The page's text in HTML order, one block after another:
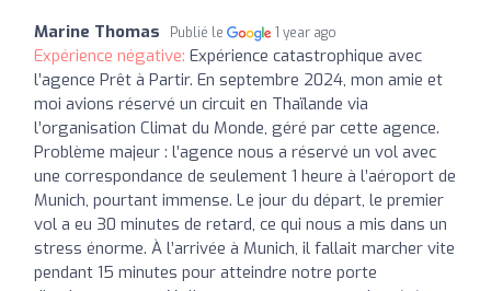
Marine Thomas Publié le 1 year ago
Expérience négative: Expérience catastrophique avec
l’agence Prêt à Partir. En septembre 2024, mon amie et
moi avions réservé un circuit en Thaïlande via
l’organisation Climat du Monde, géré par cette agence.
Problème majeur : l’agence nous a réservé un vol avec
une correspondance de seulement 1 heure à l’aéroport de
Munich, pourtant immense. Le jour du départ, le premier
vol a eu 30 minutes de retard, ce qui nous a mis dans un
stress énorme. À l’arrivée à Munich, il fallait marcher vite
pendant 15 minutes pour atteindre notre porte